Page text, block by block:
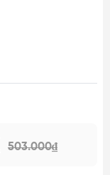
503.000₫